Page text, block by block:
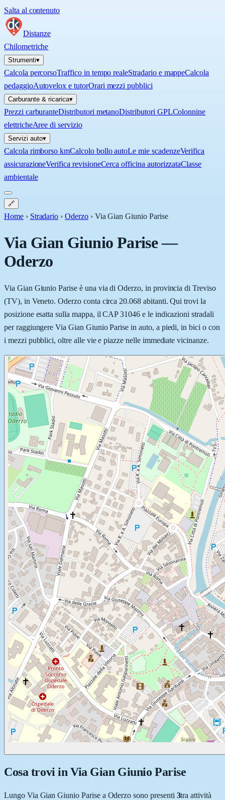
Salta al contenuto
Distanze
Chilometriche
Strumenti▾
Calcola percorsoTraffico in tempo realeStradario e mappeCalcola
pedaggioAutovelox e tutorOrari mezzi pubblici
Carburante & ricarica▾
Prezzi carburanteDistributori metanoDistributori GPLColonnine
elettricheAree di servizio
Servizi auto▾
Calcola rimborso kmCalcolo bollo autoLe mie scadenzeVerifica
assicurazioneVerifica revisioneCerca officina autorizzataClasse
ambientale
🔗
Home › Stradario › Oderzo › Via Gian Giunio Parise
Via Gian Giunio Parise—
Oderzo
Via Gian Giunio Parise è una via di Oderzo, in provincia di Treviso
(TV), in Veneto. Oderzo conta circa 20.068 abitanti. Qui trovi la
posizione esatta sulla mappa, il CAP 31046 e le indicazioni stradali
per raggiungere Via Gian Giunio Parise in auto, a piedi, in bici o con
i mezzi pubblici, oltre alle vie e piazze nelle immediate vicinanze.
Cosa trovi in Via Gian Giunio Parise
Lungo Via Gian Giunio Parisea Oderzo sono presenti 3tra attività